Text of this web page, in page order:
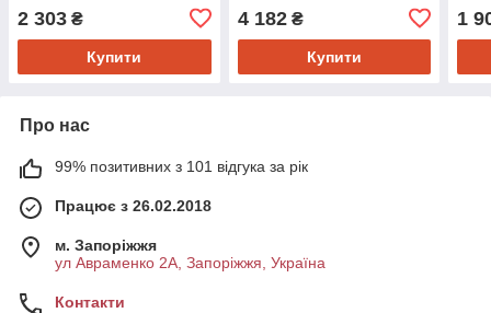
2 303 ₴
Купити
4 182₴
Купити
1
Про нас
99% позитивних з 101 відгука за рік
Працює з 26.02.2018
м. Запоріжжя
ул Авраменко 2А, Запоріжжя, Україна
Контакти